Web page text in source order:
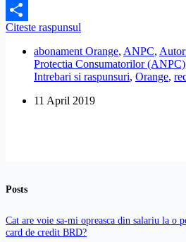
Facebook
Share
Citeste raspunsul
a
spus
ca
net
si
m-
abonament Orange, ANPC,
Protectia Consumatorilor (ANPC)
Intrebari si raspunsuri, Orange,
11 April 2019
Posts
Cat are voie sa-mi opreasca din salariu la o
card de credit BRD?